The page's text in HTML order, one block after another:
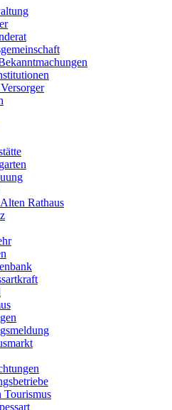
Rathaus
Tourismus